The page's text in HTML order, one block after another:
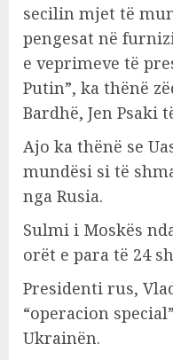
secilin mjet të
pengesat në
e veprimeve të
Putin”, ka thënë
Bardhë, Jen Psaki
Ajo ka thënë se
mundësi si të
nga Rusia.
Sulmi i Moskës
orët e para të 24
Presidenti rus,
“operacion
Ukrainën.